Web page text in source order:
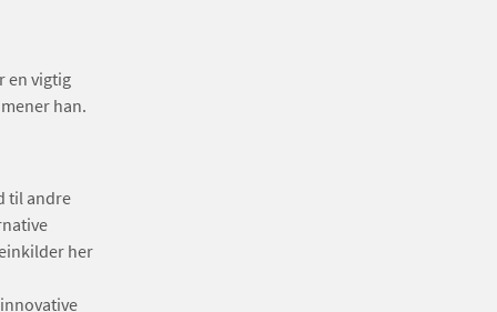
en vigtig
han.
til andre
her